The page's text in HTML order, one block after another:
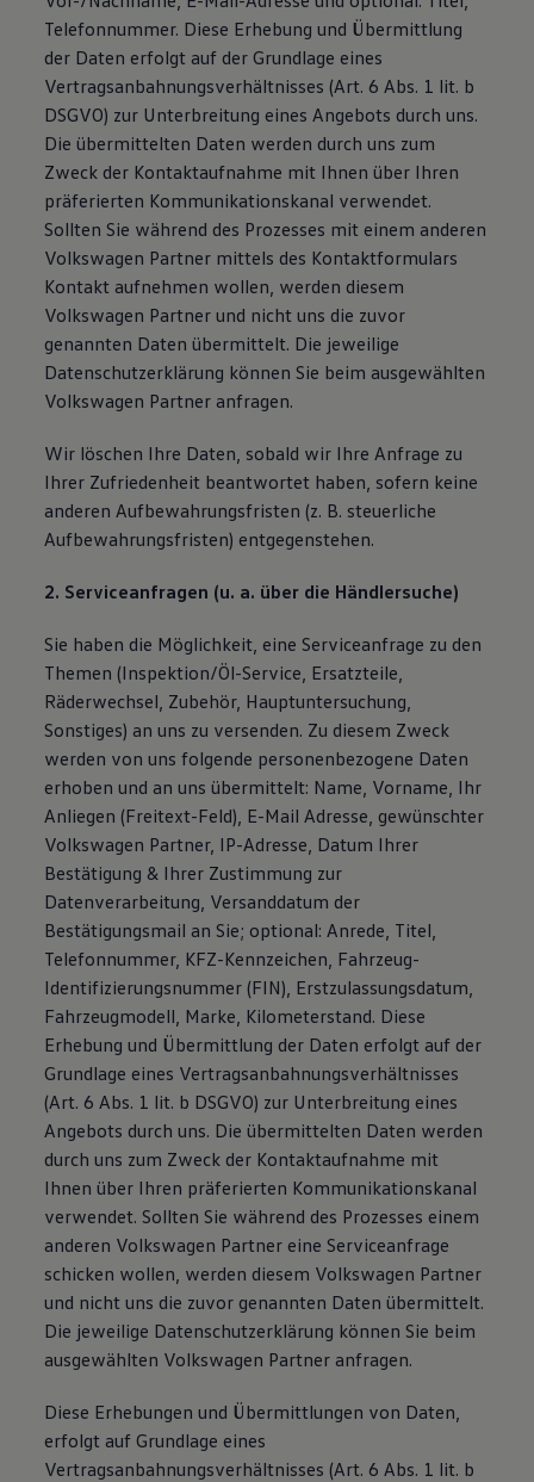
Telefonnummer. Diese Erhebung und Übermittlung
der Daten erfolgt auf der Grundlage eines
Vertragsanbahnungsverhältnisses (Art. 6 Abs. 1 lit. b
DSGVO) zur Unterbreitung eines Angebots durch uns.
Die übermittelten Daten werden durch uns zum
Zweck der Kontaktaufnahme mit Ihnen über Ihren
präferierten Kommunikationskanal verwendet.
Sollten Sie während des Prozesses mit einem anderen
Volkswagen Partner mittels des Kontaktformulars
Kontakt aufnehmen wollen, werden diesem
Volkswagen Partner und nicht uns die zuvor
genannten Daten übermittelt. Die jeweilige
Datenschutzerklärung können Sie beim ausgewählten
Volkswagen Partner anfragen.
Wir löschen Ihre Daten, sobald wir Ihre Anfrage zu
Ihrer Zufriedenheit beantwortet haben, sofern keine
anderen Aufbewahrungsfristen (z. B. steuerliche
Aufbewahrungsfristen) entgegenstehen.
2. Serviceanfragen (u. a. über die Händlersuche)
Sie haben die Möglichkeit, eine Serviceanfrage zu den
Themen (Inspektion/Öl-Service, Ersatzteile,
Räderwechsel, Zubehör, Hauptuntersuchung,
Sonstiges) an uns zu versenden. Zu diesem Zweck
werden von uns folgende personenbezogene Daten
erhoben und an uns übermittelt: Name, Vorname, Ihr
Anliegen (Freitext-Feld), E-Mail Adresse, gewünschter
Volkswagen Partner, IP-Adresse, Datum Ihrer
Bestätigung & Ihrer Zustimmung zur
Datenverarbeitung, Versanddatum der
Bestätigungsmail an Sie; optional: Anrede, Titel,
Telefonnummer, KFZ-Kennzeichen, Fahrzeug-
Identifizierungsnummer (FIN), Erstzulassungsdatum,
Fahrzeugmodell, Marke, Kilometerstand. Diese
Erhebung und Übermittlung der Daten erfolgt auf der
Grundlage eines Vertragsanbahnungsverhältnisses
(Art. 6 Abs. 1 lit. b DSGVO) zur Unterbreitung eines
Angebots durch uns. Die übermittelten Daten werden
durch uns zum Zweck der Kontaktaufnahme mit
Ihnen über Ihren präferierten Kommunikationskanal
verwendet. Sollten Sie während des Prozesses einem
anderen Volkswagen Partner eine Serviceanfrage
schicken wollen, werden diesem Volkswagen Partner
und nicht uns die zuvor genannten Daten übermittelt.
Die jeweilige Datenschutzerklärung können Sie beim
ausgewählten Volkswagen Partner anfragen.
Diese Erhebungen und Übermittlungen von Daten,
erfolgt auf Grundlage eines
Vertragsanbahnungsverhältnisses (Art. 6 Abs. 1 lit. b